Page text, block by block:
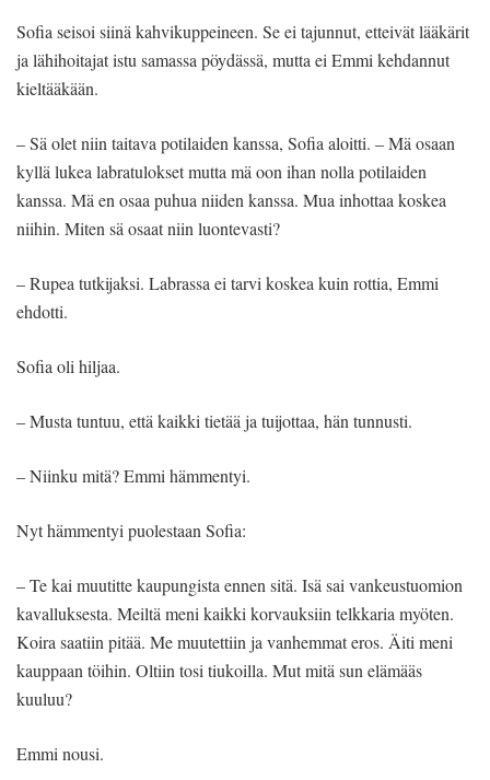
Sofia seisoi siinä kahvikuppeineen. Se ei tajunnut, etteivät lääkärit
ja lähihoitajat istu samassa pöydässä, mutta ei Emmi kehdannut
kieltääkään.
– Sä olet niin taitava potilaiden kanssa, Sofia aloitti. – Mä osaan
kyllä lukea labratulokset mutta mä oon ihan nolla potilaiden
kanssa. Mä en osaa puhua niiden kanssa. Mua inhottaa koskea
niihin. Miten sä osaat niin luontevasti?
– Rupea tutkijaksi. Labrassa ei tarvi koskea kuin rottia, Emmi
ehdotti.
Sofia oli hiljaa.
– Musta tuntuu, että kaikki tietää ja tuijottaa, hän tunnusti.
– Niinku mitä? Emmi hämmentyi.
Nyt hämmentyi puolestaan Sofia:
– Te kai muutitte kaupungista ennen sitä. Isä sai vankeustuomion
kavalluksesta. Meiltä meni kaikki korvauksiin telkkaria myöten.
Koira saatiin pitää. Me muutettiin ja vanhemmat eros. Äiti meni
kauppaan töihin. Oltiin tosi tiukoilla. Mut mitä sun elämääs
kuuluu?
Emmi nousi.